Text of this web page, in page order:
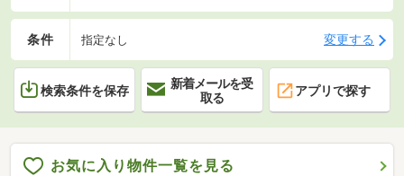
条件 指定なし 変更する
検索条件を保存
新着メールを受
取る
アプリで探す
お気に入り物件一覧を見る